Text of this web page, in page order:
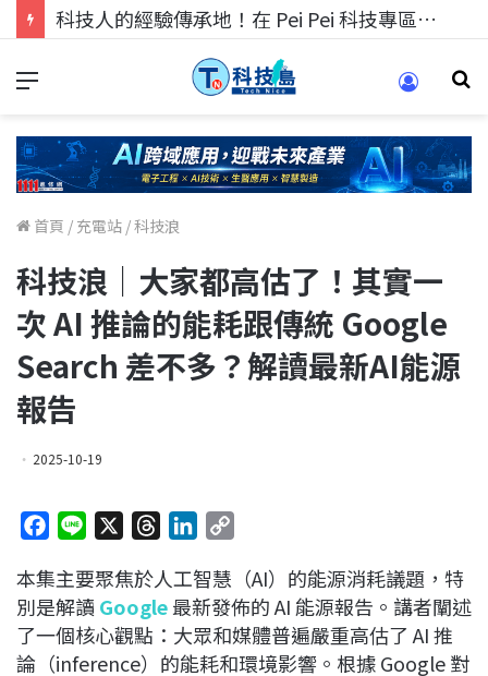
科技人的經驗傳承地！在 Pei Pei 科技專區，與學弟妹交流最硬核的技術
首頁 / 充電站 /科技浪
科技浪｜大家都高估了！其實一
次 AI 推論的能耗跟傳統 Google
Search 差不多？解讀最新AI能源
報告
2025-10-19
c
e
b
o
n
e
r
e
a
d
n
k
e
d
y
L
i
本集主要聚焦於人工智慧（AI）的能源消耗議題，特
別是解讀 Google最新發佈的 AI 能源報告。講者闡述
了一個核心觀點：大眾和媒體普遍嚴重高估了 AI 推
論（inference）的能耗和環境影響。根據 Google 對